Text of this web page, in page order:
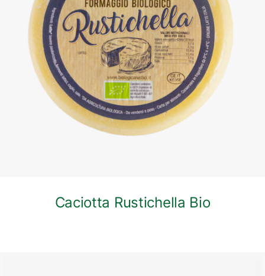
DETTAGLI
Caciotta Rustichella Bio